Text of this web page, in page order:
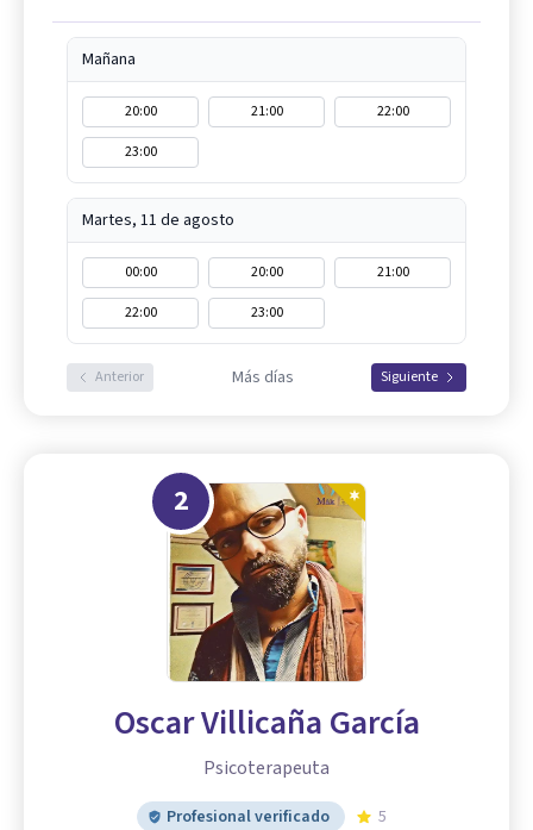
Mañana
20:00 21:00
22:00
23:00
Martes, 11 de agosto
00:00 20:00
21:00
22:00
23:00
Anterior Más días Siguiente
2
Oscar Villicaña García
Psicoterapeuta
Profesional verificado 5